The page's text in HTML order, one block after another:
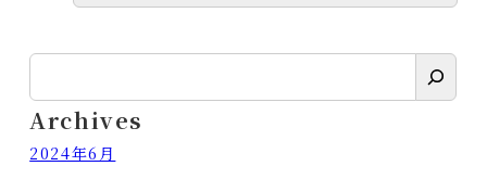
索
Archives
2024年6月